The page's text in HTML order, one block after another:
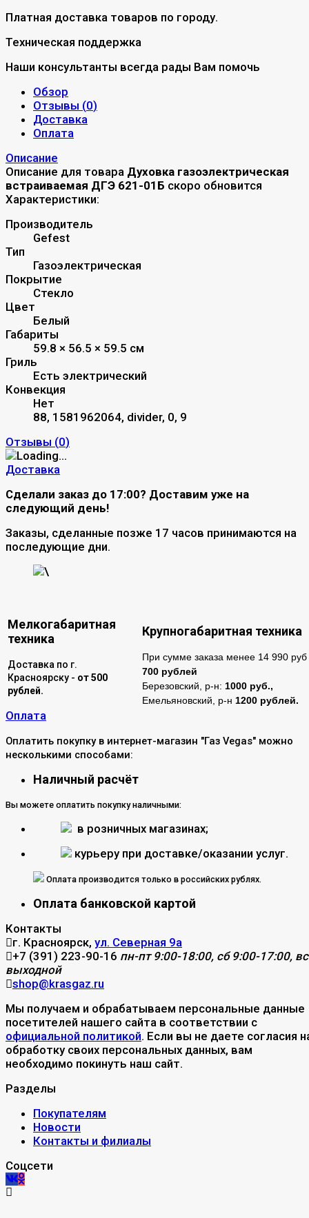
Платная доставка товаров по городу.
Техническая поддержка
Наши консультанты всегда рады Вам помочь
Обзор
Отзывы (0)
Доставка
Оплата
Описание
Описание для товара Духовка газоэлектрическая
встраиваемая ДГЭ 621-01Б скоро обновится
Характеристики:
Производитель
Gefest
Тип
Газоэлектрическая
Покрытие
Стекло
Цвет
Белый
Габариты
59.8 × 56.5 × 59.5 см
Гриль
Есть электрический
Конвекция
Нет
88, 1581962064, divider, 0, 9
Отзывы (0)
Доставка
Сделали заказ до 17:00? Доставим уже на
следующий день!
Заказы, сделанные позже 17 часов принимаются на
последующие дни.
\
Мелкогабаритная
техника
Крупногабаритная техника
Доставка по г.
Красноярску - от 500
рублей.
При сумме заказа менее 14 990 руб
700 рублей
Березовский, р-н: 1000 руб.,
Емельяновский, р-н 1200 рублей.
Оплата
Оплатить покупку в интернет-магазин "Газ Vegas" можно
несколькими способами:
Наличный расчёт
Вы можете оплатить покупку наличными:
в розничных магазинах;
курьеру при доставке/оказании услуг.
Оплата производится только в российских рублях.
Оплата банковской картой
Контакты
г. Красноярск, ул. Северная 9а
+7 (391) 223-90-16 пн-пт 9:00-18:00, сб 9:00-17:00,
выходной
shop@krasgaz.ru
Мы получаем и обрабатываем персональные данные
посетителей нашего сайта в соответствии с
официальной политикой. Если вы не даете согласия
обработку своих персональных данных, вам
необходимо покинуть наш сайт.
Разделы
Покупателям
Новости
Контакты и филиалы
Соцсети